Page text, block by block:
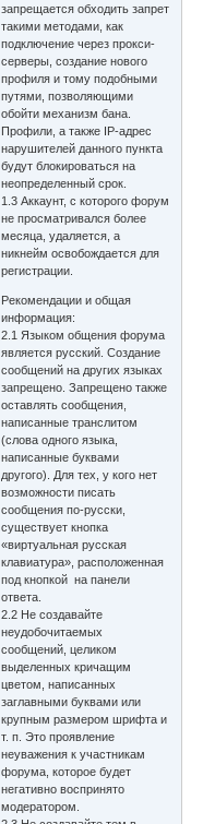
запрещается обходить запрет
такими методами, как
подключение через прокси-
серверы, создание нового
профиля и тому подобными
путями, позволяющими
обойти механизм бана.
Профили, а также IP-адрес
нарушителей данного пункта
будут блокироваться на
неопределенный срок.
1.3 Аккаунт, с которого форум
не просматривался более
месяца, удаляется, а
никнейм освобождается для
регистрации.
Рекомендации и общая
информация:
2.1 Языком общения форума
является русский. Создание
сообщений на других языках
запрещено. Запрещено также
оставлять сообщения,
написанные транслитом
(слова одного языка,
написанные буквами
другого). Для тех, у кого нет
возможности писать
сообщения по-русски,
существует кнопка
«виртуальная русская
клавиатура», расположенная
под кнопкой на панели
ответа.
2.2 Не создавайте
неудобочитаемых
сообщений, целиком
выделенных кричащим
цветом, написанных
заглавными буквами или
крупным размером шрифта и
т. п. Это проявление
неуважения к участникам
форума, которое будет
негативно воспринято
модератором.